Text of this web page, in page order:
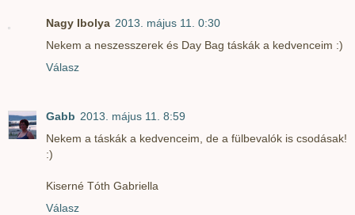
Nagy Ibolya 2013. május 11. 0:30
Nekem a neszesszerek és Day Bag táskák a kedvenceim :)
Válasz
Gabb 2013. május 11. 8:59
Nekem a táskák a kedvenceim, de a fülbevalók is csodásak!
:)
Kiserné Tóth Gabriella
Válasz